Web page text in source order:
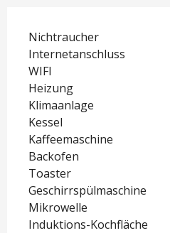
Nichtraucher
Internetanschluss
WIFI
Heizung
Klimaanlage
Kessel
Kaffeemaschine
Backofen
Toaster
Geschirrspülmaschine
Mikrowelle
Induktions-Kochfläche